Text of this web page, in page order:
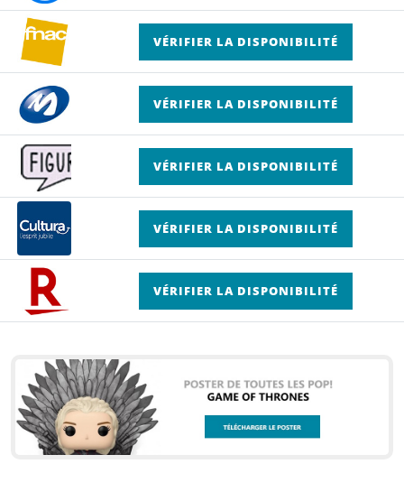
VÉRIFIER LA DISPONIBILITÉ
VÉRIFIER LA DISPONIBILITÉ
VÉRIFIER LA DISPONIBILITÉ
VÉRIFIER LA DISPONIBILITÉ
VÉRIFIER LA DISPONIBILITÉ